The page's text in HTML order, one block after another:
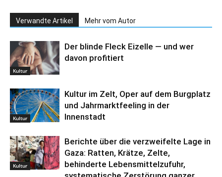
Verwandte Artikel Mehr vom Autor
Kultur
Der blinde Fleck Eizelle — und wer
davon profitiert
Kultur
Kultur im Zelt, Oper auf dem Burgplatz
und Jahrmarktfeeling in der
Innenstadt
Kultur
Berichte über die verzweifelte Lage in
Gaza: Ratten, Krätze, Zelte,
behinderte Lebensmittelzufuhr,